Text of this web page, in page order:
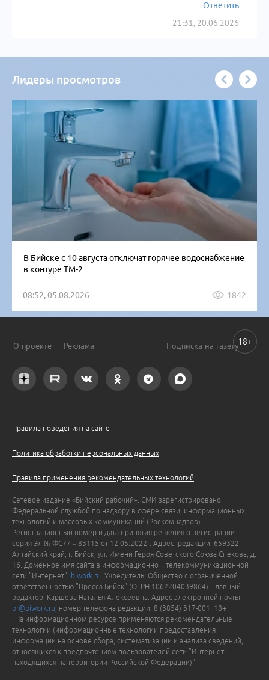
21:31, 20.06.2026
Ответить
Лидеры просмотров
В Бийске с 10 августа отключат горячее водоснабжение
в контуре ТМ-2
08:52, 05.08.2026 1842
О проекте Реклама Подписка на газету
Правила поведения на сайте
Политика обработки персональных данных
Правила применения рекомендательных технологий
Сетевое издание «Бийский рабочий». СМИ зарегистрировано
Федеральной службой по надзору в сфере связи, информационных
технологий и массовых коммуникаций (Роскомнадзор).
Регистрационный номер и дата принятия решения о регистрации:
серия Эл № ФС77 – 83115 от 12.05.2022г. Адрес: редакции: 659322,
Алтайский край, г. Бийск, ул. Имени Героя Советского Союза Спекова, д.
16. Доменное имя сайта в информационно – телекоммуникационной
сети "Интернет": biwork.ru . Учредитель: Общество с ограниченной
ответственностью "Пресса-Бийск" (ОГРН 1062204039864). Главный
редактор: Каршева Наталья Алексеевна. Адрес электронной почты:
br@biwork.ru , номер телефона редакции: 8 (3854) 317-001. 18+
"На информационном ресурсе применяются рекомендательные
технологии (информационные технологии предоставления
информации на основе сбора, систематизации и анализа сведений,
относящихся к предпочтениям пользователей сети "Интернет",
находящихся на территории Российской Федерации)".
18+